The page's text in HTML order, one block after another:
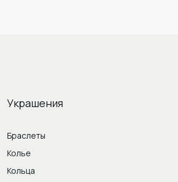
Украшения
Браслеты
Колье
Кольца